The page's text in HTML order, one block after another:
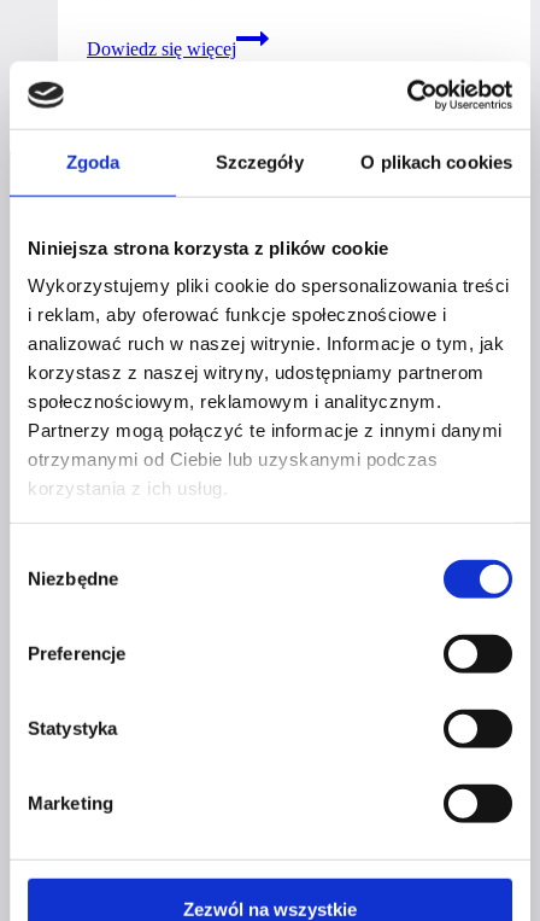
Zgoda Szczegóły O plikach cookies
Niniejsza strona korzysta z plików cookie
Wykorzystujemy pliki cookie do spersonalizowania treści
i reklam, aby oferować funkcje społecznościowe i
analizować ruch w naszej witrynie. Informacje o tym, jak
korzystasz z naszej witryny, udostępniamy partnerom
społecznościowym, reklamowym i analitycznym.
Partnerzy mogą połączyć te informacje z innymi danymi
otrzymanymi od Ciebie lub uzyskanymi podczas
korzystania z ich usług.
zgody
Niezbędne
Preferencje
Statystyka
Marketing
Zezwól na wszystkie
Dowiedz się więcej
Jak
decyzji
zwiększasz
siebie?
Profil facebook Czerwona
Szpilka
Profil instagram Czerwona
Szpilka
Profil tiktok Czerwona Szpilka
Profil youtube Czerwona
Szpilka